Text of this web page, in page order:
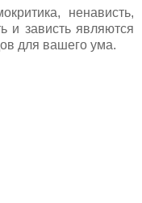
ненависть,
и зависть являются
для вашего ума.